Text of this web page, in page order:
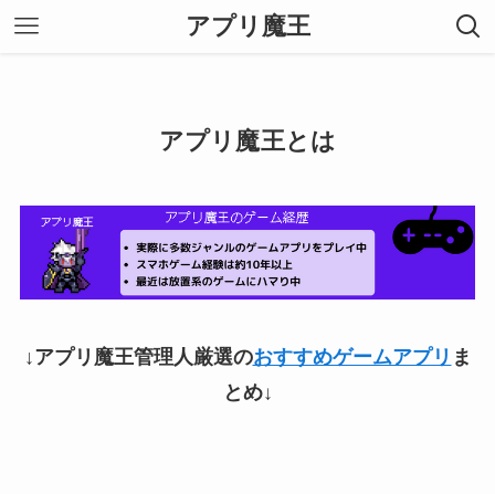
アプリ魔王
アプリ魔王とは
↓アプリ魔王管理人厳選のおすすめゲームアプリ ま
とめ↓